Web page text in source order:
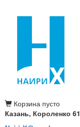
Корзина пусто
Казань, Короленко 61